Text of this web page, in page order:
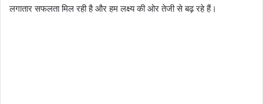
लगातार सफलता मिल रही है और हम लक्ष्य की ओर तेजी से बढ़ रहे हैं।